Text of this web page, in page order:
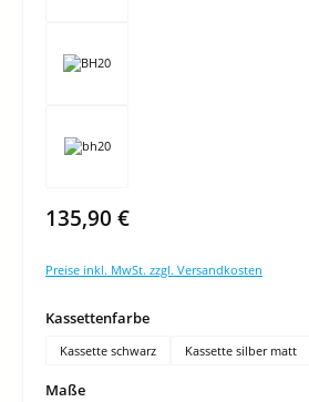
135,90 €
Preise inkl. MwSt. zzgl. Versandkosten
Kassettenfarbeauswählen
Kassette schwarz Kassette silber matt
Maßeauswählen